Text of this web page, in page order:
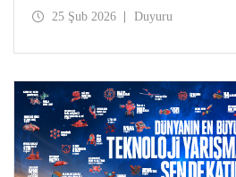
Bnb. İbrahim Bolat’a Allah'tan
25 Şub 2026 Duyuru